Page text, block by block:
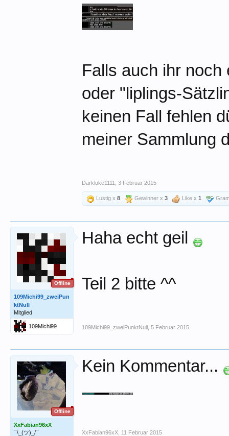
Falls auch ihr
oder "liplings-
keinen Fall fehlen
meiner Sammlung
Darkluke1111 3 Februar 2015
Lustig x 8 Gewinner x 3 Like x 1
Offline
109Michi99_zweiPun
ktNull
Mitglied
109Michi99
Haha echt geil
Teil 2 bitte ^^
109Michi99_zweiPunktNull 5 Februar 2015
Offline
XxFabian96xX
¯\_(ツ)_/¯
Kein Kommentar...
XxFabian96xX 11 Februar 2015